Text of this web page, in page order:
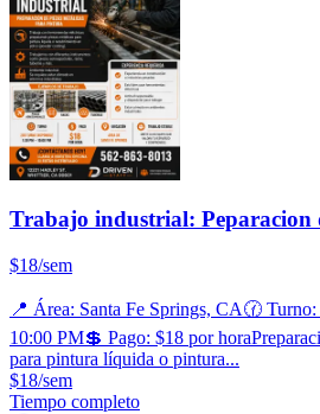
Trabajo industrial: Peparacion
$18/sem
📍 Área: Santa Fe Springs, CA🕜
10:00 PM💲 Pago: $18 por
para pintura líquida o pintura...
$18/sem
Tiempo completo